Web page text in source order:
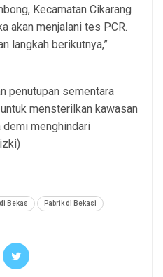
Kecamatan Cikarang
akan menjalani tes PCR.
langkah berikutnya,”
penutupan sementara
mensterilkan kawasan
demi menghindari
Bekas Pabrik di Bekasi